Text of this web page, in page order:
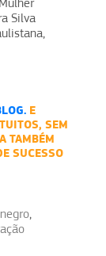
Silva
E
SEM
TAMBÉM
SUCESSO
,